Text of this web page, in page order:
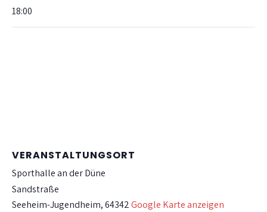
18:00
VERANSTALTUNGSORT
Sporthalle an der Düne
Sandstraße
Seeheim-Jugendheim,64342Google Karte anzeigen